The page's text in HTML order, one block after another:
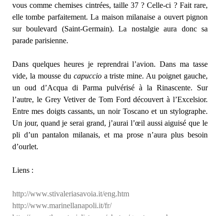
vous comme chemises cintrées, taille 37 ? Celle-ci ? Fait rare,
elle tombe parfaitement. La maison milanaise a ouvert pignon
sur boulevard (Saint-Germain). La nostalgie aura donc sa
parade parisienne.
Dans quelques heures je reprendrai l’avion. Dans ma tasse
vide, la mousse du capuccioa triste mine. Au poignet gauche,
un oud d’Acqua di Parma pulvérisé à la Rinascente. Sur
l’autre, le Grey Vetiver de Tom Ford découvert à l’Excelsior.
Entre mes doigts cassants, un noir Toscano et un stylographe.
Un jour, quand je serai grand, j’aurai l’œil aussi aiguisé que le
pli d’un pantalon milanais, et ma prose n’aura plus besoin
d’ourlet.
Liens :
http://www.stivaleriasavoia.it/eng.htm
http://www.marinellanapoli.it/fr/